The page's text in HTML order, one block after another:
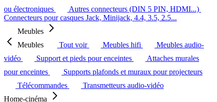
ou électroniques
Autres connecteurs (DIN 5 PIN, HDMI...)
Connecteurs pour casques Jack, Minijack, 4.4, 3.5, 2.5...
Meubles
Meubles
Tout voir Meubles hifi
Meubles audio-
vidéo
Support et pieds pour enceintes
Attaches murales
pour enceintes
Supports plafonds et muraux pour projecteurs
Télécommandes
Transmetteurs audio-vidéo
Home-cinéma